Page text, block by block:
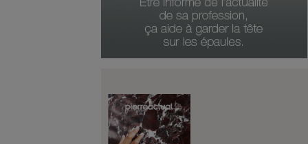
Genre Du Produit